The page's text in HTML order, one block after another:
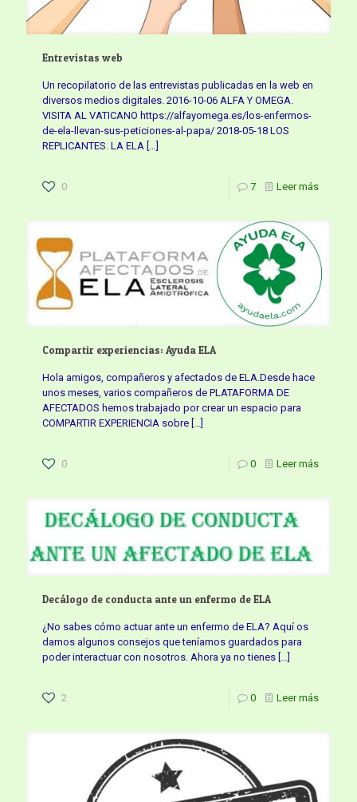
Entrevistas web
Un recopilatorio de las entrevistas publicadas en la web en
diversos medios digitales. 2016-10-06 ALFA Y OMEGA.
VISITA AL VATICANO https://alfayomega.es/los-enfermos-
de-ela-llevan-sus-peticiones-al-papa/ 2018-05-18 LOS
REPLICANTES. LA ELA
0 7 Leer más
Compartir experiencias: Ayuda ELA
Hola amigos, compañeros y afectados de ELA.Desde hace
unos meses, varios compañeros de PLATAFORMA DE
AFECTADOS hemos trabajado por crear un espacio para
COMPARTIR EXPERIENCIA sobre […]
0 0 Leer más
Decálogo de conducta ante un enfermo de ELA
¿No sabes cómo actuar ante un enfermo de ELA? Aquí os
damos algunos consejos que teníamos guardados para
poder interactuar con nosotros. Ahora ya no tienes […]
2 0 Leer más